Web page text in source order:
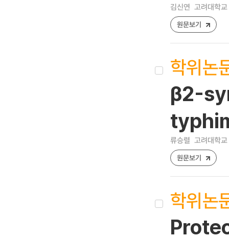
김신연 고려대학
원문보기
학위논
β2-
류승렬 고려대학
원문보기
학위논